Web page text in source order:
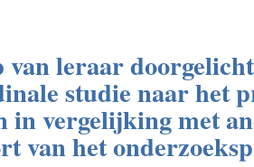
van leraar
studie naar het
in vergelijking met
van het